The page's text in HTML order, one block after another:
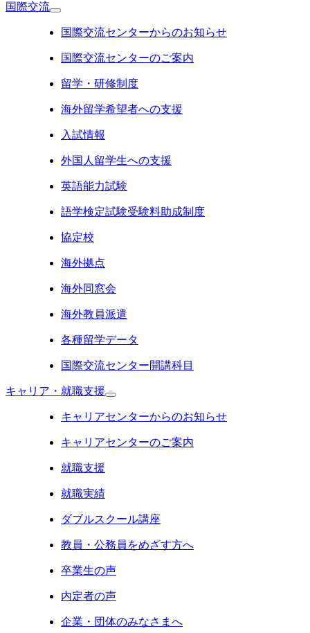
国際交流
国際交流センターからのお知らせ
国際交流センターのご案内
留学・研修制度
海外留学希望者への支援
入試情報
外国人留学生への支援
英語能力試験
語学検定試験受験料助成制度
協定校
海外拠点
海外同窓会
海外教員派遣
各種留学データ
国際交流センター開講科目
キャリア・就職支援
キャリアセンターからのお知らせ
キャリアセンターのご案内
就職支援
就職実績
ダブルスクール講座
教員・公務員をめざす方へ
卒業生の声
内定者の声
企業・団体のみなさまへ